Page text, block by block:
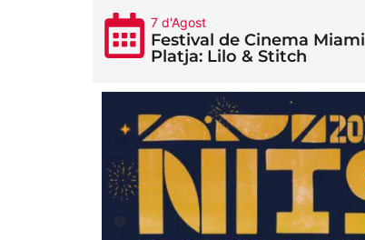
7 d'Agost
Festival de Cinema Miami
Platja: Lilo & Stitch